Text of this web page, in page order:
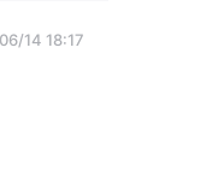
14 18:17